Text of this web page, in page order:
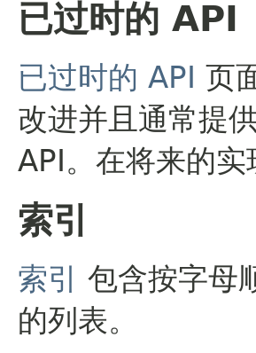
已过时的 API
已过时的 API 页
改进并且通常提
API。在将来的
索引
索引
包含按字母
的列表。